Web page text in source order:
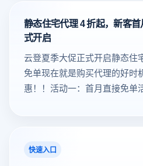
你一起过节！通过这次活动，
还能参与幸运抽奖赢好礼！还
日活动期间，赶快行动起来，
吧！
折上折，优惠享不停！活动时
全场5折- 海外动态代理全场7
静态家庭住宅全场9折叠加享
享8.5折、6个月享8折、12个
参与折上折）惊喜3：企业专
右上角头像，选择账号设置，
静态住宅代理 4 折起，新客
式开启
云登夏季大促正式开启静态住
免单现在就是购买代理的好时
惠！！活动一：首月直接免单
餐8 折12 个月套餐4 折折扣不
快速入口